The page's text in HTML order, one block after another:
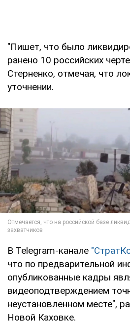
"Пишет, что было
ранено 10 российских
Стерненко, отмечая, что
уточнении.
В Telegram-канале
что по предварительной
опубликованные кадры
видеоподтверждением
неустановленном месте",
Новой Каховке.